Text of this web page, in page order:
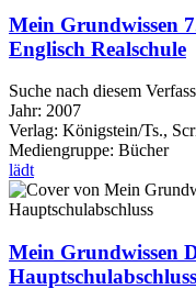
Mein Grundwissen
Englisch Realschule
Suche nach diesem
Jahr: 2007
Verlag: Königstein/Ts.,
Mediengruppe: Bücher
lädt
Mein Grundwissen
Hauptschulabschluss